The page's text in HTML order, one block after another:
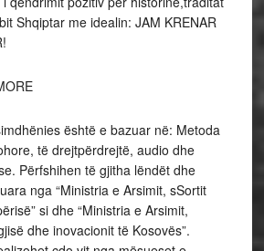
Shqiptar me idealin: JAM KRENAR
është e bazuar në: Metoda
të drejtpërdrejtë, audio dhe
Përfshihen të gjitha lëndët dhe
nga “Ministria e Arsimit, sSortit
si dhe “Ministria e Arsimit,
dhe inovacionit të Kosovës”.